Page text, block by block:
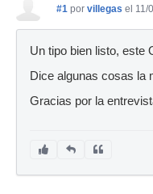
#1 por villegas el 11/
Un tipo bien listo, este
Dice algunas cosas la
Gracias por la